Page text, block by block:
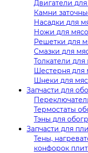
Двигатели
Камни
Насадки для
Ножи для
Решетки для
Смазки для
Толкатели
Шестерня для
Шнеки для
Запчасти для
Термостаты
Тэны для
Запчасти для
Тены,
конфорок